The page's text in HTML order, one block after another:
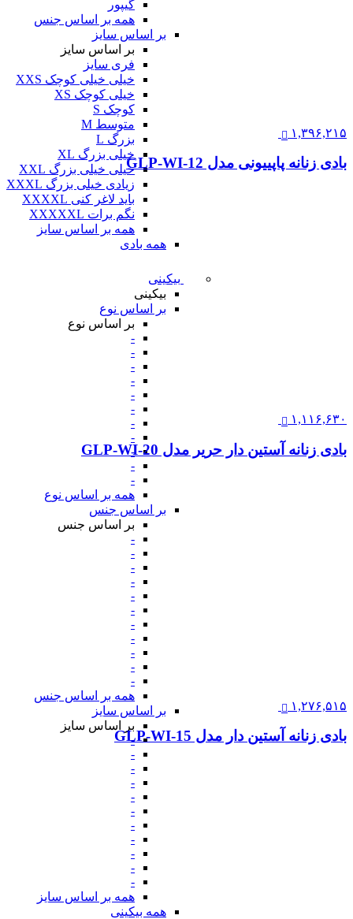
گیپور
همه بر اساس جنس
بر اساس سایز
بر اساس سایز
فری سایز
خیلی خیلی کوچک XXS
خیلی کوچک XS
کوچک S
متوسط M
بزرگ L
خیلی بزرگ XL
خیلی خیلی بزرگ XXL
زیادی خیلی بزرگ XXXL
باید لاغر کنی XXXXL
نگم برات XXXXXL
همه بر اساس سایز
همه بادی
بیکینی
بیکینی
بر اساس نوع
بر اساس نوع
-
-
-
-
-
-
-
-
-
-
-
همه بر اساس نوع
بر اساس جنس
بر اساس جنس
-
-
-
-
-
-
-
-
-
-
-
همه بر اساس جنس
بر اساس سایز
بر اساس سایز
-
-
-
-
-
-
-
-
-
-
-
همه بر اساس سایز
همه بیکینی
۱,۳۹۶,۲۱۵
بادی زنانه پاپییونی مدل GLP-WI-12
۱,۱۱۶,۶۳۰
بادی زنانه آستین دار حریر مدل GLP-WI-20
۱,۲۷۶,۵۱۵
بادی زنانه آستین دار مدل GLP-WI-15